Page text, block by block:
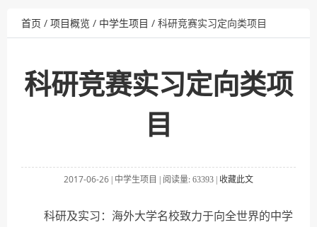
首页 / 项目概览 / 中学生项目 / 科研竞赛实习定向类项目
科研竞赛实习定向类项
目
2017-06-26 中学生项目 阅读量: 63393 收藏此文
科研及实习：海外大学名校致力于向全世界的中学